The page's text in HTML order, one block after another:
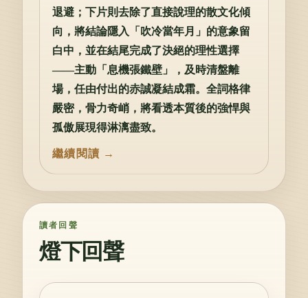
退避；下片則去除了直接說理的散文化傾
向，將結論隱入「吹冷當年月」的意象留
白中，並在結尾完成了決絕的理性選擇
——主動「息機張鐵壁」，及時清盤離
場，任由付出的赤誠凝結成霜。全詞格律
嚴密，骨力奇峭，將看透本質後的強悍與
孤傲展現得淋漓盡致。
讀者回聲
燈下回聲